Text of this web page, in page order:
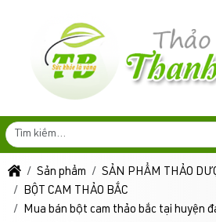
Sản phẩm
SẢN PHẨM THẢO
BỘT CAM THẢO BẮC
Mua bán bột cam thảo bắc tại huyện